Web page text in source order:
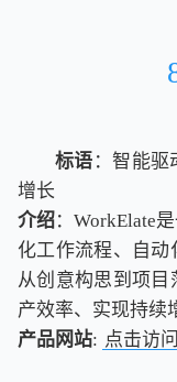
标语 ：智能
增长
介绍：WorkElate
化工作流程、自动
从创意构思到项
产效率、实现持续
产品网站: 点击访问